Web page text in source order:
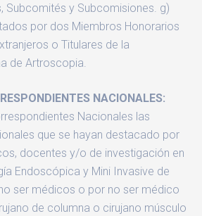
Subcomités y Subcomisiones. g)
por dos Miembros Honorarios
o Titulares de la
de Artroscopia.
NACIONALES:
Nacionales las
que se hayan destacado por
docentes y/o de investigación en
Endoscópica y Mini Invasive de
ser médicos o por no ser médico
de columna o cirujano músculo